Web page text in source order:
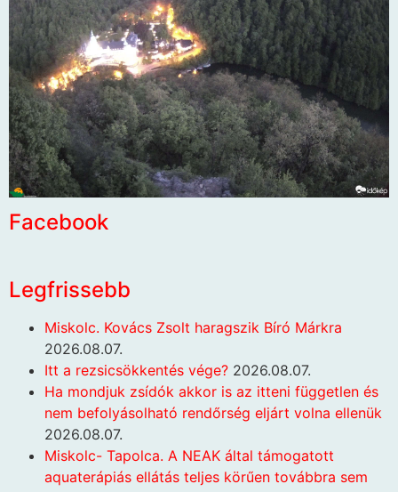
Facebook
Legfrissebb
Miskolc. Kovács Zsolt haragszik Bíró Márkra
2026.08.07.
Itt a rezsicsökkentés vége? 2026.08.07.
Ha mondjuk zsídók akkor is az itteni független és
nem befolyásolható rendőrség eljárt volna ellenük
2026.08.07.
Miskolc- Tapolca. A NEAK által támogatott
aquaterápiás ellátás teljes körűen továbbra sem